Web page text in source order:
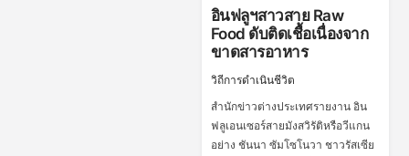
อินฟลูฯสาวสาย Raw
Food ดับติดเชื้อเนื่องจาก
ขาดสารอาหาร
วิถีการดำเนินชีวิต
สำนักข่าวต่างประเทศรายงาน อิน
ฟลูเอนเซอร์สายมังสวิรัติหรือวีแกน
อย่าง ชันนา ซัมโซโนวา ชาวรัสเซีย